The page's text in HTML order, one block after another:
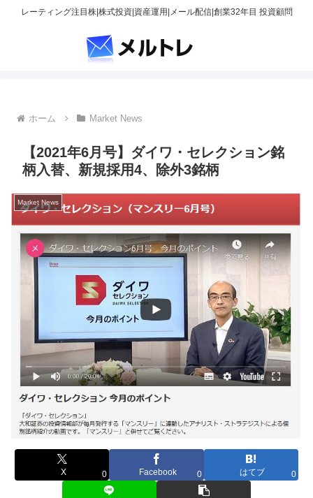
レーティング注目株|株式投資|資産運用|メール配信|創業32年目 投資顧問
ホーム Market News
【2021年6月号】ダイワ・セレクション銘
柄入替、新規採用4、除外3銘柄
Market News
X 0 Facebook 0 はてブ 0